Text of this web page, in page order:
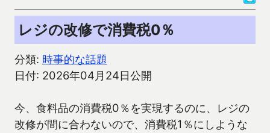
レジの改修で消費税0％
分類: 時事的な話題
日付: 2026年04月24日公開
今、食料品の消費税0％を実現するのに、レジの
改修が間に合わないので、消費税1％にしような